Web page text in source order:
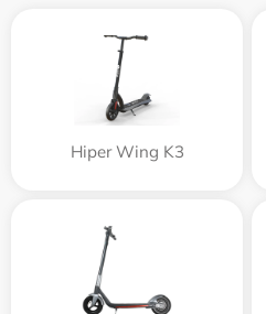
Hiper Wing K3